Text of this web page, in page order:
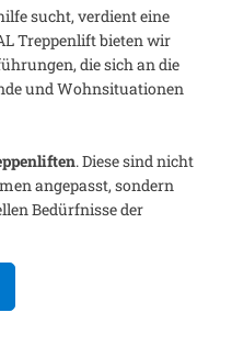
sucht, verdient eine
Treppenlift bieten wir
die sich an die
und Wohnsituationen
. Diese sind nicht
angepasst, sondern
Bedürfnisse der